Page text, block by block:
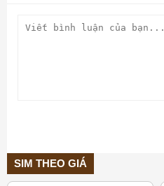
SIM THEO GIÁ